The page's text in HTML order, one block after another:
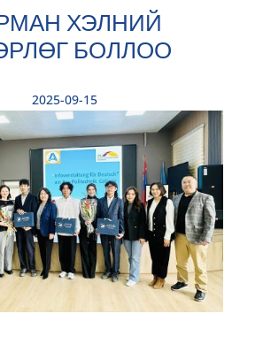
ХЭЛНИЙ
БОЛЛОО
2025-09-15